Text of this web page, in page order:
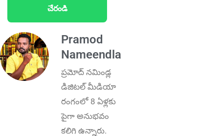
చేరండి
Pramod
Nameendla
ప్ర‌మోద్ న‌మిండ్ల‌
డిజిట‌ల్ మీడియా
రంగంలో 8 ఏళ్లకు
పైగా అనుభ‌వం
కలిగి ఉన్నారు.